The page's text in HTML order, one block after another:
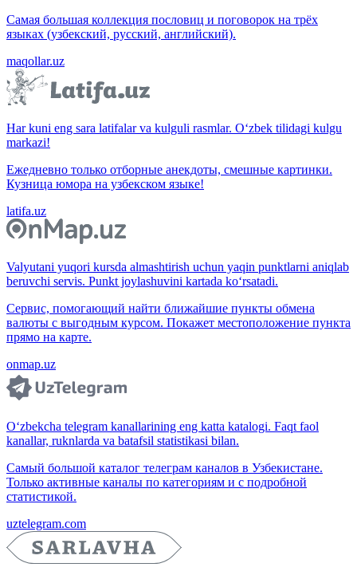
Самая большая коллекция пословиц и поговорок на трёх
языках (узбекский, русский, английский).
maqollar.uz
Har kuni eng sara latifalar va kulguli rasmlar. O‘zbek tilidagi kulgu
markazi!
Ежедневно только отборные анекдоты, смешные картинки.
Кузница юмора на узбекском языке!
latifa.uz
Valyutani yuqori kursda almashtirish uchun yaqin punktlarni aniqlab
beruvchi servis. Punkt joylashuvini kartada ko‘rsatadi.
Сервис, помогающий найти ближайшие пункты обмена
валюты с выгодным курсом. Покажет местоположение пункта
прямо на карте.
onmap.uz
O‘zbekcha telegram kanallarining eng katta katalogi. Faqt faol
kanallar, ruknlarda va batafsil statistikasi bilan.
Самый большой каталог телеграм каналов в Узбекистане.
Только активные каналы по категориям и с подробной
статистикой.
uztelegram.com